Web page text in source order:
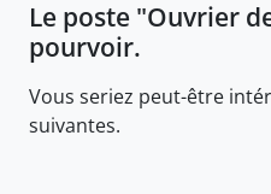
Le poste "Ouvrier
pourvoir.
Vous seriez peut-être
suivantes.